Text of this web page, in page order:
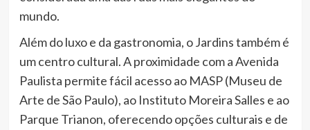
mundo.
Além do luxo e da gastronomia, o Jardins também é
um centro cultural. A proximidade com a Avenida
Paulista permite fácil acesso ao MASP (Museu de
Arte de São Paulo), ao Instituto Moreira Salles e ao
Parque Trianon, oferecendo opções culturais e de